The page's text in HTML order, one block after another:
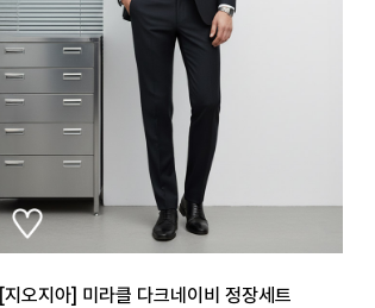
[지오지아] 미라클 다크네이비 정장세트